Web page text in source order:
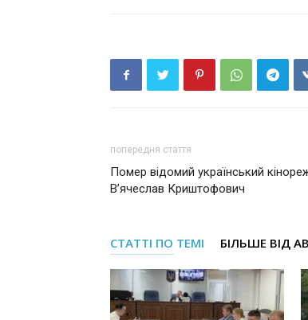
попередня стаття
Помер відомий український
В’ячеслав Криштофович
СТАТТІ ПО ТЕМІ БІЛЬШЕ ВІД